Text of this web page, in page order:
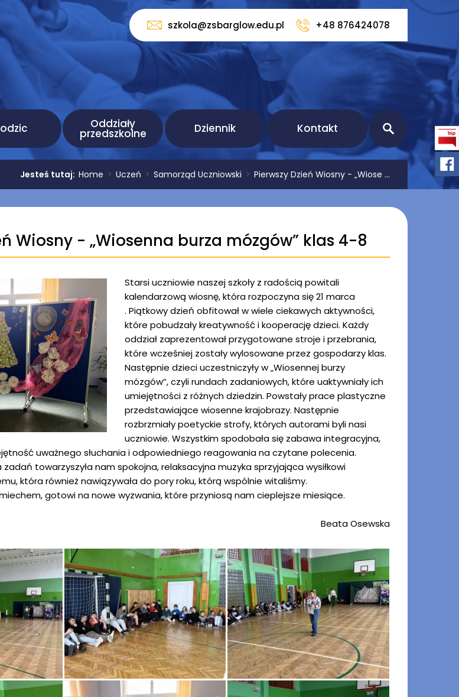
szkola@zsbarglow.edu.pl +48 876424078
Oddziały
przedszkolne Dziennik Kontakt
Jesteś tutaj: Home > Uczeń > Samorząd Uczniowski > Pierwszy Dzień Wiosny - „Wiose ...
Wiosny - „Wiosenna burza mózgów” klas 4-8
Starsi uczniowie naszej szkoły z radością powitali
kalendarzową wiosnę, która rozpoczyna się 21 marca
. Piątkowy dzień obfitował w wiele ciekawych aktywności,
które pobudzały kreatywność i kooperację dzieci. Każdy
oddział zaprezentował przygotowane stroje i przebrania,
które wcześniej zostały wylosowane przez gospodarzy klas.
Następnie dzieci uczestniczyły w „Wiosennej burzy
mózgów”, czyli rundach zadaniowych, które uaktywniały ich
umiejętności z różnych dziedzin. Powstały prace plastyczne
przedstawiające wiosenne krajobrazy. Następnie
rozbrzmiały poetyckie strofy, których autorami byli nasi
uczniowie. Wszystkim spodobała się zabawa integracyjna,
uważnego słuchania i odpowiedniego reagowania na czytane polecenia.
towarzyszyła nam spokojna, relaksacyjna muzyka sprzyjająca wysiłkowi
która również nawiązywała do pory roku, którą wspólnie witaliśmy.
gotowi na nowe wyzwania, które przyniosą nam cieplejsze miesiące.
Beata Osewska